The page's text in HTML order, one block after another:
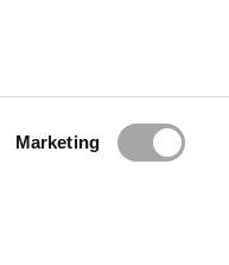
Marketing
Política de Cookies